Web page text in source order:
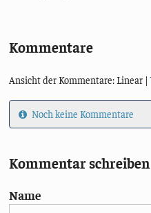
Kommentare
Ansicht der Kommentare: Linear |
Noch keine Kommentare
Kommentar schreiben
Name